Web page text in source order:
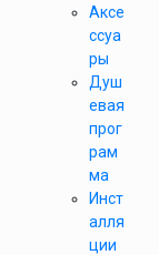
Аксе
ссуа
ры
Душ
евая
прог
рам
ма
Инст
алля
ции